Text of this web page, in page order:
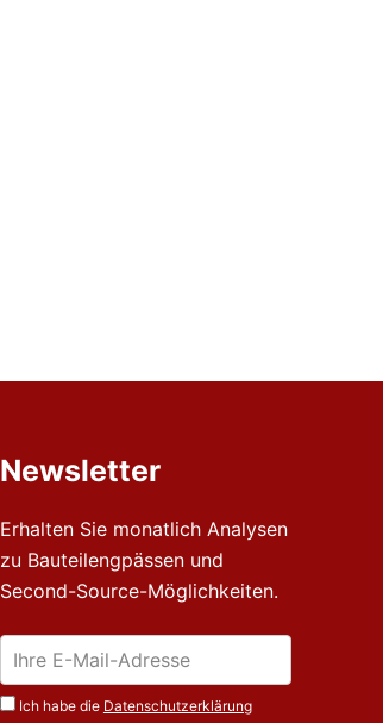
Newsletter
Erhalten Sie monatlich Analysen
zu Bauteilengpässen und
Second-Source-Möglichkeiten.
Ich habe die Datenschutzerklärung